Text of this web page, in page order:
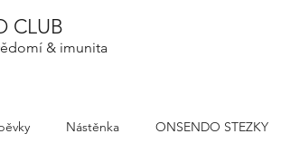
CLUB
& imunita
Nástěnka ONSENDO STEZKY